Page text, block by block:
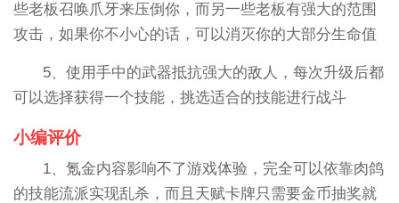
些老板召唤爪牙来压倒你，而另一些老板有强大的范围
攻击，如果你不小心的话，可以消灭你的大部分生命值
5、使用手中的武器抵抗强大的敌人，每次升级后都
可以选择获得一个技能，挑选适合的技能进行战斗
小编评价
1、氪金内容影响不了游戏体验，完全可以依靠肉鸽
的技能流派实现乱杀，而且天赋卡牌只需要金币抽奖就